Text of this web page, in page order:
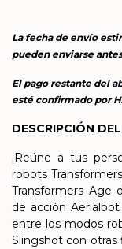
La fecha de envío
pueden enviarse
El pago restante del
esté confirmado por
DESCRIPCIÓN
¡Reúne a tus
robots
Transformers Age
de acción
entre los modos
Slingshot con otras